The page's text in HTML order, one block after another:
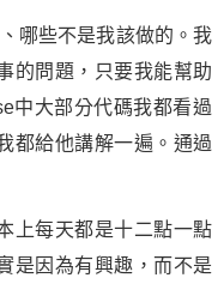
哪些不是我該做的。我
的問題，只要我能幫助
中大部分代碼我都看過
都給他講解一遍。通過
上每天都是十二點一點
是因為有興趣，而不是